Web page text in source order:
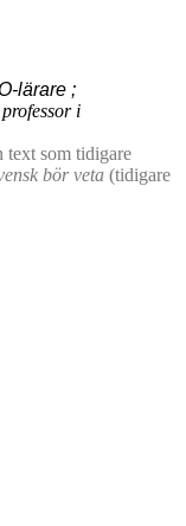
lärare ;
i
text som tidigare
bör veta (tidigare